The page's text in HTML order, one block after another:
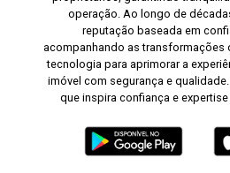
operação. Ao longo de
reputação baseada em
acompanhando as transformações
tecnologia para aprimorar a
imóvel com segurança e
que inspira confiança e